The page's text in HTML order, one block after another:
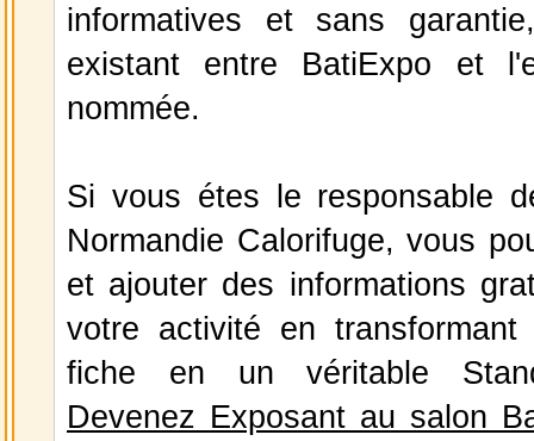
informatives et sans
existant entre BatiExpo et
nommée.
Si vous étes le responsable
Normandie Calorifuge, vous
et ajouter des informations
votre activité en transformant
fiche en un véritable
Devenez Exposant au salon